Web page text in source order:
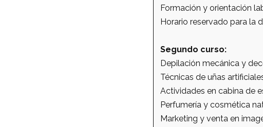
Formación y orientación
Horario reservado para la
Segundo curso:
Depilación mecánica y
Técnicas de uñas
Actividades en cabina de
Perfumería y cosmética
Marketing y venta en